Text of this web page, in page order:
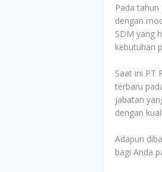
Pada
dengan
SDM yang
kebutuhan
Saat ini PT
terbaru
jabatan
dengan
Adapun
bagi Anda